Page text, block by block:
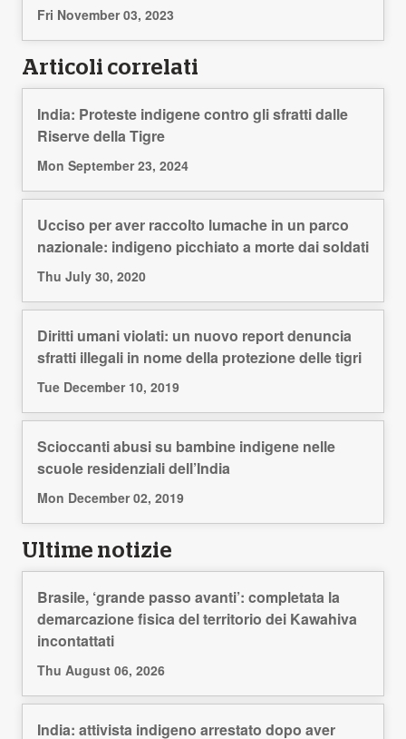
Fri November 03, 2023
Articoli correlati
India: Proteste indigene contro gli sfratti dalle
Riserve della Tigre
Mon September 23, 2024
Ucciso per aver raccolto lumache in un parco
nazionale: indigeno picchiato a morte dai soldati
Thu July 30, 2020
Diritti umani violati: un nuovo report denuncia
sfratti illegali in nome della protezione delle tigri
Tue December 10, 2019
Scioccanti abusi su bambine indigene nelle
scuole residenziali dell’India
Mon December 02, 2019
Ultime notizie
Brasile, ‘grande passo avanti’: completata la
demarcazione fisica del territorio dei Kawahiva
incontattati
Thu August 06, 2026
India: attivista indigeno arrestato dopo aver